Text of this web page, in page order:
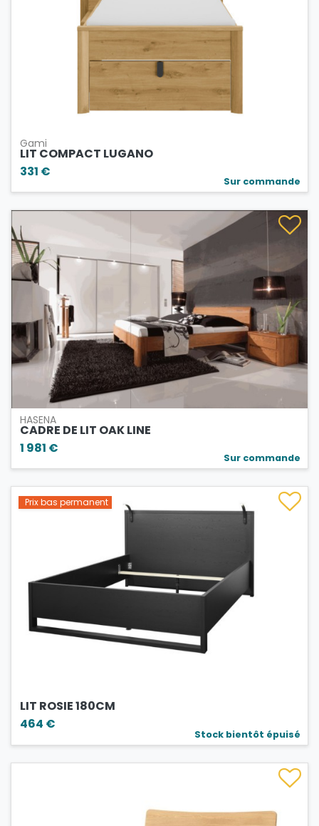
Gami
LIT COMPACT LUGANO
331 €
Sur commande
HASENA
CADRE DE LIT OAK LINE
1 981 €
Sur commande
Prix bas permanent
LIT ROSIE 180CM
464 €
Stock bientôt épuisé